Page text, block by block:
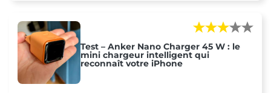
Test – Anker Nano Charger 45 W : le
mini chargeur intelligent qui
reconnaît votre iPhone